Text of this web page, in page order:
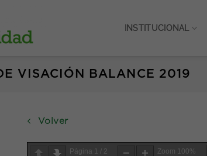
INSTITUCIONAL
VISACIÓN BALANCE 2019
Volver
Página 1 / 2 Zoom 100%